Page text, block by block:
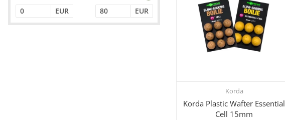
Schnellkauf
Korda
Korda Plastic Wafter Essential
Cell 15mm
EUR EUR